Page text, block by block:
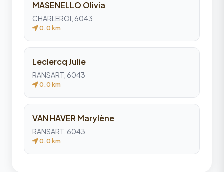
MASENELLO Olivia
CHARLEROI, 6043
0.0 km
Leclercq Julie
RANSART, 6043
0.0 km
VAN HAVER Marylène
RANSART, 6043
0.0 km